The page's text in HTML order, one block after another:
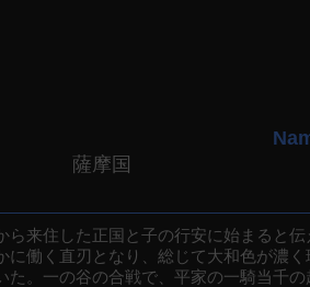
薩摩国
来住した正国と子の行安に始まると伝
働く直刃となり、総じて大和色が濃
。一の谷の合戦で、平家の一騎当千の